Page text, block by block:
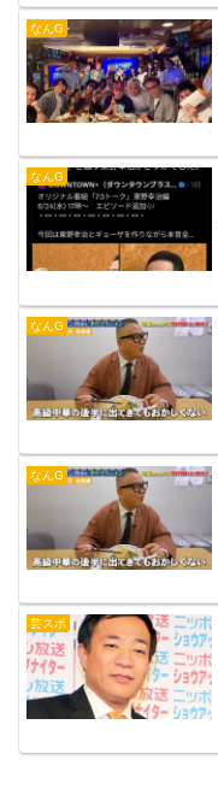
なんG
なんG
なんG
なんG
芸スポ